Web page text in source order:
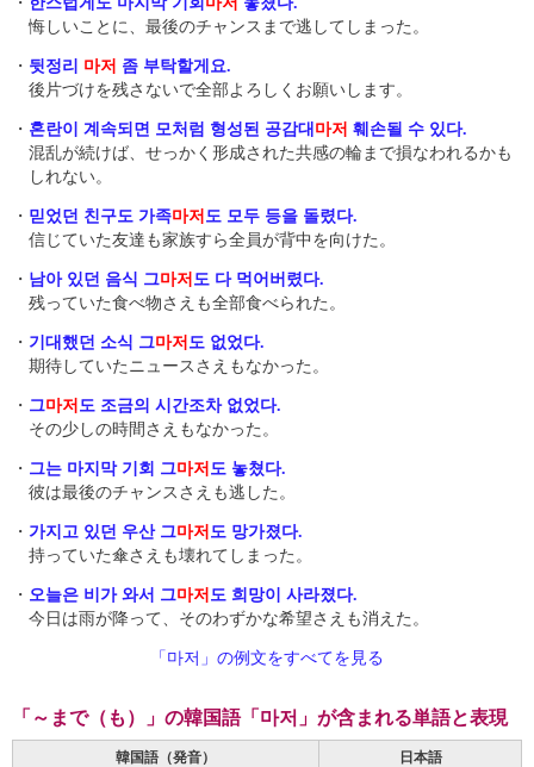
悔しいことに、最後のチャンスまで逃してしまった。
・ 뒷정리 마저 좀 부탁할게요.
後片づけを残さないで全部よろしくお願いします。
・ 혼란이 계속되면 모처럼 형성된 공감대 마저 훼손될 수 있다.
混乱が続けば、せっかく形成された共感の輪まで損なわれるかも
しれない。
・ 믿었던 친구도 가족마저 도 모두 등을 돌렸다.
信じていた友達も家族すら全員が背中を向けた。
・ 남아 있던 음식 그마저 도 다 먹어버렸다.
残っていた食べ物さえも全部食べられた。
・ 기대했던 소식 그마저 도 없었다.
期待していたニュースさえもなかった。
・ 그마저 도 조금의 시간조차 없었다.
その少しの時間さえもなかった。
・ 그는 마지막 기회 그마저 도 놓쳤다.
彼は最後のチャンスさえも逃した。
・ 가지고 있던 우산 그마저 도 망가졌다.
持っていた傘さえも壊れてしまった。
・ 오늘은 비가 와서 그마저 도 희망이 사라졌다.
今日は雨が降って、そのわずかな希望さえも消えた。
「마저」の例文をすべてを見る
「～まで（も）」の韓国語「마저」が含まれる単語と表現
韓国語（発音） 日本語